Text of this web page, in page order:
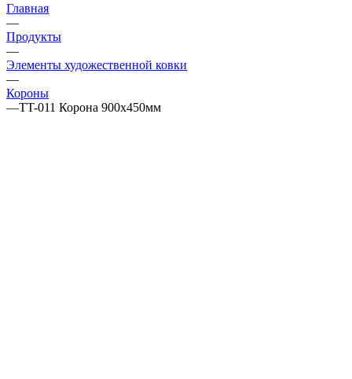
Главная
—
Продукты
—
Элементы художественной ковки
—
Короны
—TT-011 Корона 900х450мм